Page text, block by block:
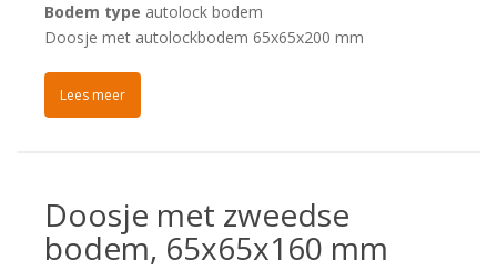
Bodem type autolock bodem
Doosje met autolockbodem 65x65x200 mm
Lees meer
Doosje met zweedse
bodem, 65x65x160 mm